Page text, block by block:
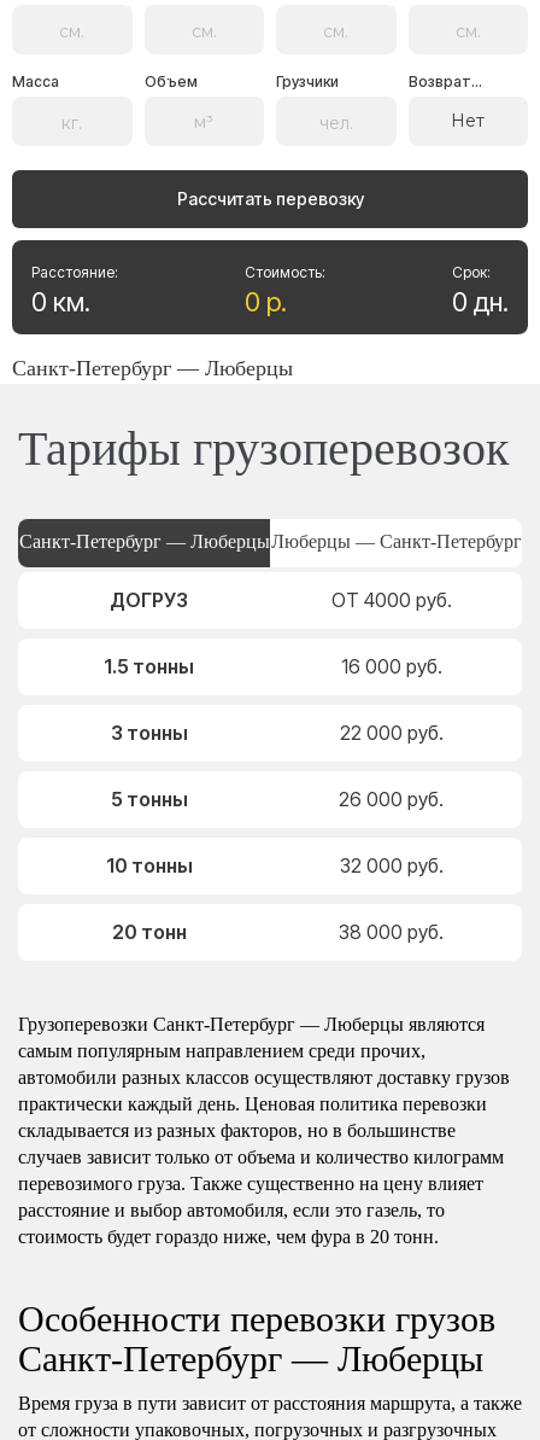
Масса Объем Грузчики Возврат...
Нет
Рассчитать перевозку
Стоимость:
0 р.
Расстояние:
0 км.
Срок:
0 дн.
Санкт-Петербург — Люберцы
Тарифы грузоперевозок
Санкт-Петербург — ЛюберцыЛюберцы — Санкт-Петербург
ДОГРУЗ ОТ 4000 руб.
1.5 тонны 16 000 руб.
3 тонны 22 000 руб.
5 тонны 26 000 руб.
10 тонны 32 000 руб.
20 тонн 38 000 руб.
Грузоперевозки Санкт-Петербург — Люберцы являются
самым популярным направлением среди прочих,
автомобили разных классов осуществляют доставку грузов
практически каждый день. Ценовая политика перевозки
складывается из разных факторов, но в большинстве
случаев зависит только от объема и количество килограмм
перевозимого груза. Также существенно на цену влияет
расстояние и выбор автомобиля, если это газель, то
стоимость будет гораздо ниже, чем фура в 20 тонн.
Особенности перевозки грузов
Санкт-Петербург — Люберцы
Время груза в пути зависит от расстояния маршрута, а также
от сложности упаковочных, погрузочных и разгрузочных